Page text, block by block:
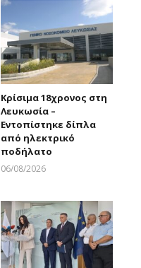
Κρίσιμα 18χρονος στη
Λευκωσία –
Εντοπίστηκε δίπλα
από ηλεκτρικό
ποδήλατο
06/08/2026